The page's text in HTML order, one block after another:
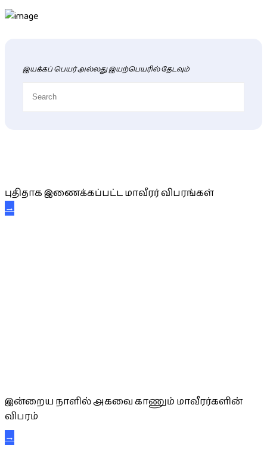
இயக்கப் பெயர் அல்லது இயற்பெயரில் தேடவும்
புதிதாக இணைக்கப்பட்ட மாவீரர் விபரங்கள்
→
இன்றைய நாளில் அகவை காணும் மாவீரர்களின்
விபரம்
→